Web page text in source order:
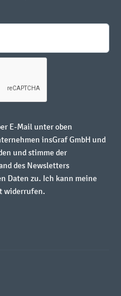
E-Mail unter oben
insGraf GmbH und
und stimme der
des Newsletters
Daten zu. Ich kann meine
widerrufen.